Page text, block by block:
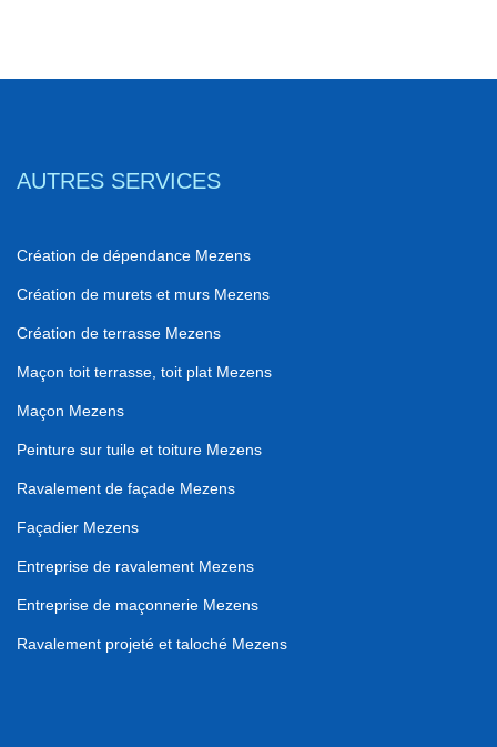
AUTRES SERVICES
Création de dépendance Mezens
Création de murets et murs Mezens
Création de terrasse Mezens
Maçon toit terrasse, toit plat Mezens
Maçon Mezens
Peinture sur tuile et toiture Mezens
Ravalement de façade Mezens
Façadier Mezens
Entreprise de ravalement Mezens
Entreprise de maçonnerie Mezens
Ravalement projeté et taloché Mezens